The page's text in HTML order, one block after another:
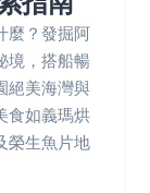
麼？發掘阿
境，搭船暢
絕美海灣與
食如義瑪烘
榮生魚片地